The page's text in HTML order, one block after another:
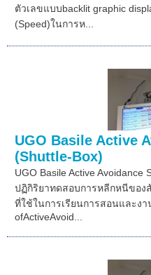
ตัวเลขแบบbacklit graphic
(Speed)ในการห...
UGO Basile Active
(Shuttle-Box)
UGO Basile Active Avoidance
ปฏิกิริยาทดสอบการหลีกหนีของ
ที่ใช้ในการเรียนการสอนและงา
ofActiveAvoid...